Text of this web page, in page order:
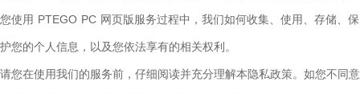
您使用 PTEGO PC 网页版服务过程中，我们如何收集、使用、存储、保
护您的个人信息，以及您依法享有的相关权利。
请您在使用我们的服务前，仔细阅读并充分理解本隐私政策。如您不同意